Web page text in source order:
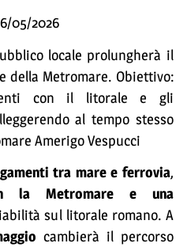
05/2026
locale prolungherà il
della Metromare. Obiettivo:
con il litorale e gli
al tempo stesso
Amerigo Vespucci
tra mare e ferrovia,
la Metromare e una
sul litorale romano. A
cambierà il percorso